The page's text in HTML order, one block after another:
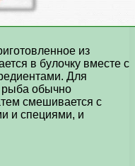
из
в булочку вместе с
Для
рыба обычно
смешивается с
и специями, и